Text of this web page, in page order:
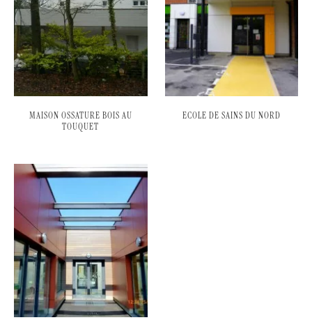
MAISON OSSATURE BOIS AU
TOUQUET
ECOLE DE SAINS DU NORD